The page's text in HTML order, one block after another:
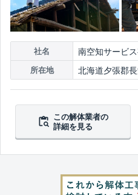
社名 南空知サービ
所在地 北海道夕張郡
この解体業者の
詳細を見る